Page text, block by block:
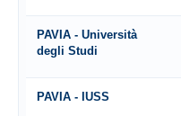
PAVIA - Università
degli Studi
PAVIA - IUSS